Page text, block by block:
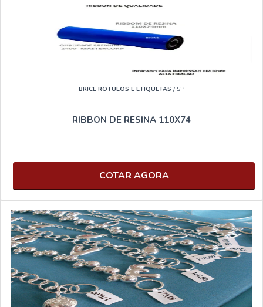
BRICE ROTULOS E ETIQUETAS / SP
RIBBON DE RESINA 110X74
COTAR AGORA